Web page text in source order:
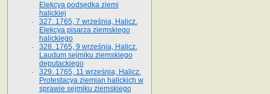
Elekcya podsędka ziemi
halickiej
327. 1765, 7 września, Halicz.
Elekcya pisarza ziemskiego
halickiego
328. 1765, 9 września, Halicz.
Laudum sejmiku ziemskiego
deputackiego
329. 1765, 11 września, Halicz.
Protestacya ziemian halickich w
sprawie sejmiku ziemskiego